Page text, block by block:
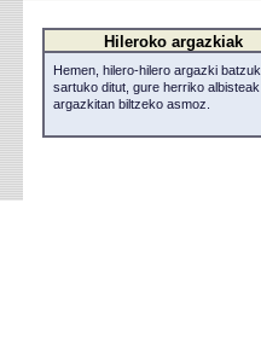
Hileroko argazkiak
Hemen, hilero-hilero argazki batzuk
sartuko ditut, gure herriko albisteak
argazkitan biltzeko asmoz.